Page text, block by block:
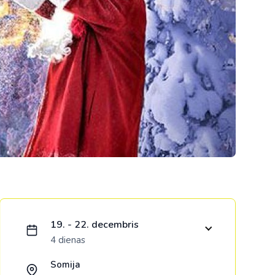
Kolumbija
Kostarika
Meksika
Panama
Ielādējam piedāvājumu...
19. - 22. decembris
4 dienas
Somija